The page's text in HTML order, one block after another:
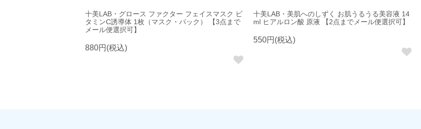
十美LAB・グロース ファクター フェイスマスク ビ
タミンC誘導体 1枚（マスク・パック） 【3点まで
メール便選択可】
880円(税込)
十美LAB・美肌へのしずく お肌うるうる美容液 14
ml ヒアルロン酸 原液 【2点までメール便選択可】
550円(税込)